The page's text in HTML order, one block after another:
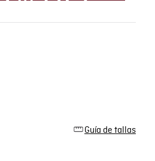
Guía de tallas